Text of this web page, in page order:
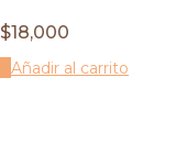
$18,000
Añadir al carrito